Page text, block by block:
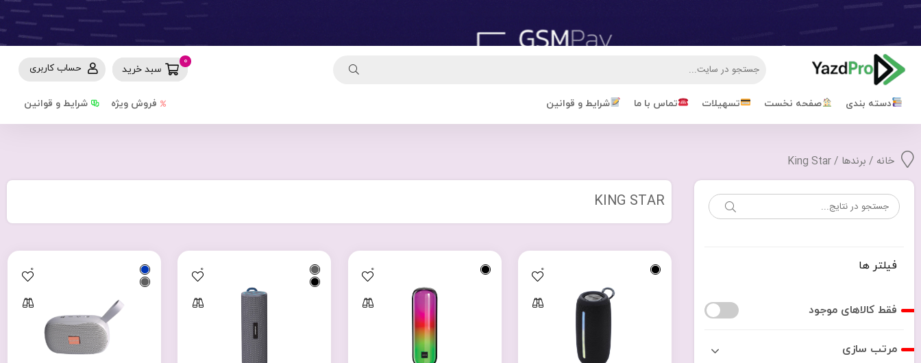
حساب کاربری سبد خرید
0
دسته بندی صفحه نخست تسهیلات تماس با ما شرایط و قوانین شرایط و قوانین فروش ویژه
خانه / برندها / King Star
KING STAR
0
0
0
0 فیلتر ها
فقط کالاهای موجود
مرتب سازی